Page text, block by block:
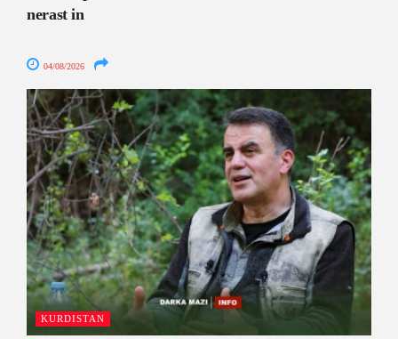
nerast in
04/08/2026
KURDISTAN